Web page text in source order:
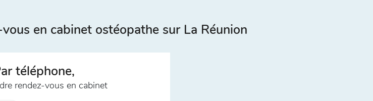
en cabinet ostéopathe sur La Réunion
téléphone,
rendez-vous en cabinet